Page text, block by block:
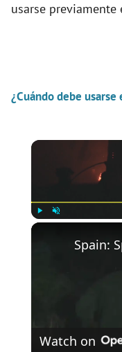
usarse
¿Cuándo debe
Watch on